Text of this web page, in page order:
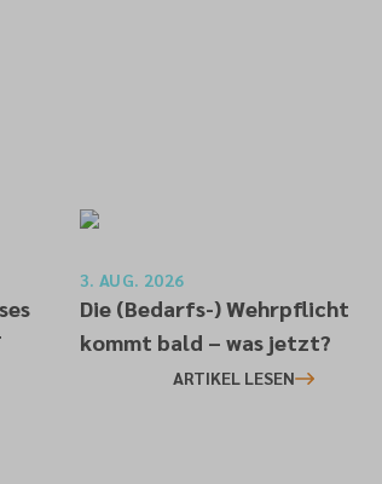
3. AUG. 2026
Die (Bedarfs-) Wehrpflicht
kommt bald – was jetzt?
ARTIKEL LESEN